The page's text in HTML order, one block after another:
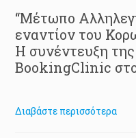
σκοπό
την υποστήριξη
ευπαθείς ομάδες και
του Εθνικού Συστήματος
“Μέτωπο
εναντίον του
Η συνέντευξη της
BookingClinic
Διαβάστε περισσότερα